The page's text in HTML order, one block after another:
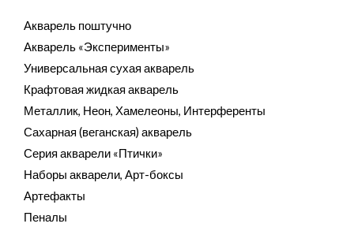
Акварель поштучно
Акварель «Эксперименты»
Универсальная сухая акварель
Крафтовая жидкая акварель
Металлик, Неон, Хамелеоны, Интерференты
Сахарная (веганская) акварель
Серия акварели «Птички»
Наборы акварели, Арт-боксы
Артефакты
Пеналы